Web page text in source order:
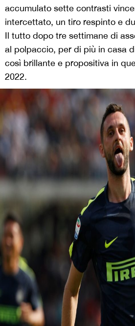
accumulato sette contrasti
intercettato, un tiro respinto e
Il tutto dopo tre settimane di
al polpaccio, per di più in casa
così brillante e propositiva in
2022.